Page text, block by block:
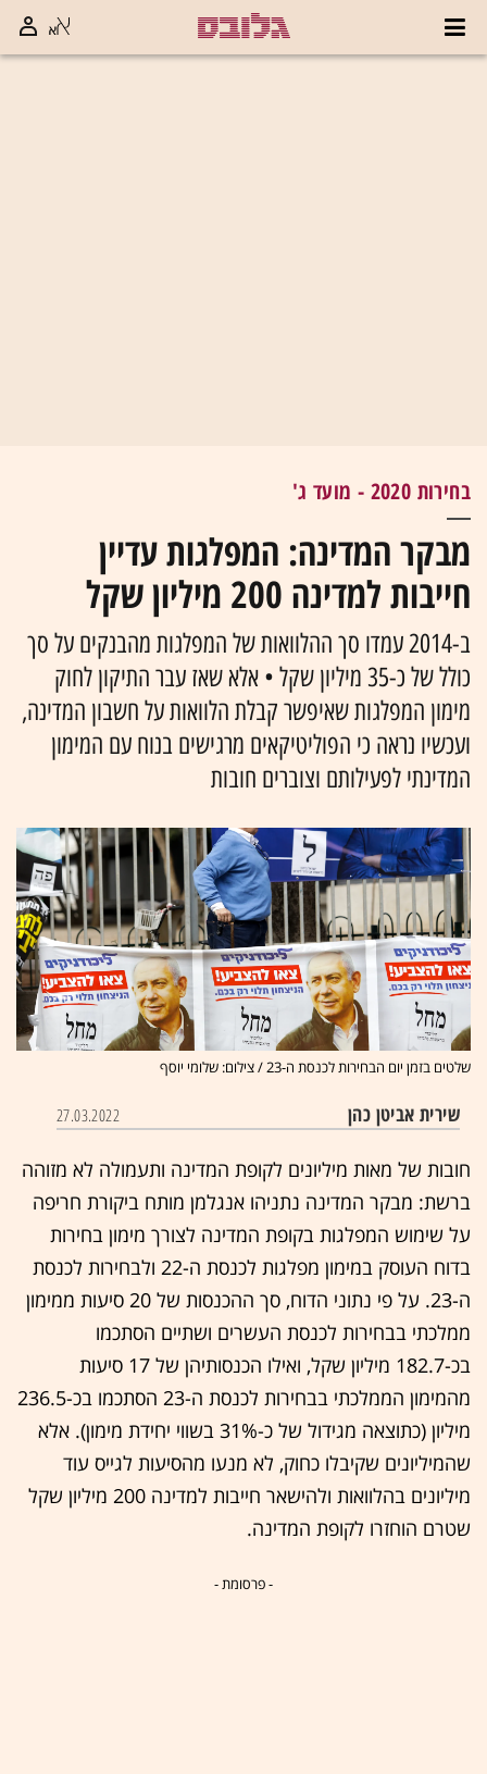
בחירות 2020 - מועד ג'
מבקר המדינה: המפלגות עדיין
חייבות למדינה 200 מיליון שקל
ב-2014 עמדו סך ההלוואות של המפלגות מהבנקים על סך
כולל של כ-35 מיליון שקל • אלא שאז עבר התיקון לחוק
מימון המפלגות שאיפשר קבלת הלוואות על חשבון המדינה,
ועכשיו נראה כי הפוליטיקאים מרגישים בנוח עם המימון
המדינתי לפעילותם וצוברים חובות
שלטים בזמן יום הבחירות לכנסת ה-23 / צילום: שלומי יוסף
שירית אביטן כהן 27.03.2022
חובות של מאות מיליונים לקופת המדינה ותעמולה לא מזוהה
ברשת: מבקר המדינה נתניהו אנגלמן מותח ביקורת חריפה
על שימוש המפלגות בקופת המדינה לצורך מימון בחירות
בדוח העוסק במימון מפלגות לכנסת ה-22 ולבחירות לכנסת
ה-23. על פי נתוני הדוח, סך ההכנסות של 20 סיעות ממימון
ממלכתי בבחירות לכנסת העשרים ושתיים הסתכמו
בכ-182.7 מיליון שקל, ואילו הכנסותיהן של 17 סיעות
מהמימון הממלכתי בבחירות לכנסת ה-23 הסתכמו בכ-236.5
מיליון (כתוצאה מגידול של כ-31% בשווי יחידת מימון). אלא
שהמיליונים שקיבלו כחוק, לא מנעו מהסיעות לגייס עוד
מיליונים בהלוואות ולהישאר חייבות למדינה 200 מיליון שקל
שטרם הוחזרו לקופת המדינה.
- פרסומת -